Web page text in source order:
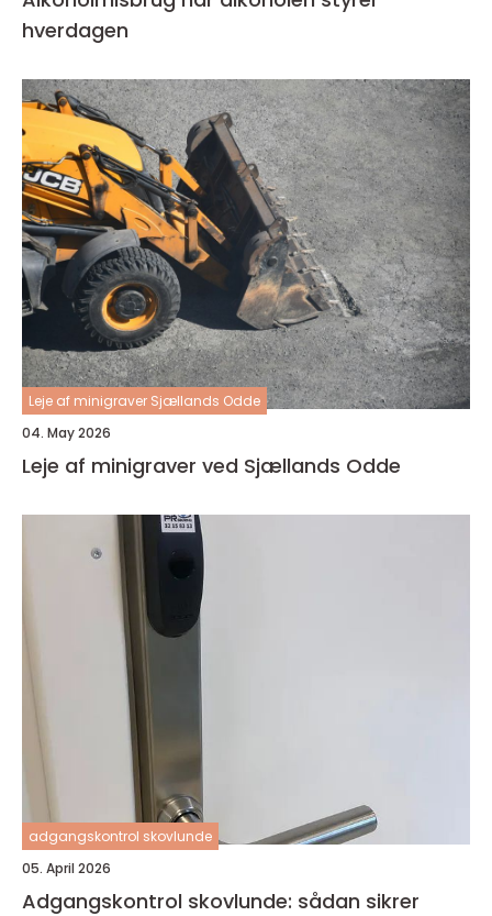
hverdagen
Leje af minigraver Sjællands Odde
04. May 2026
Leje af minigraver ved Sjællands Odde
adgangskontrol skovlunde
05. April 2026
Adgangskontrol skovlunde: sådan sikrer